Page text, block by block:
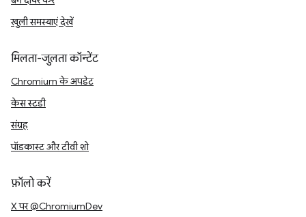
खुली समस्याएं देखें
मिलता-जुलता कॉन्टेंट
Chromium के अपडेट
केस स्टडी
संग्रह
पॉडकास्ट और टीवी शो
फ़ॉलो करें
X पर @ChromiumDev